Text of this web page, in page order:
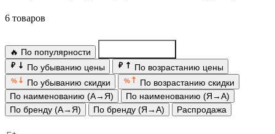
6 товаров
🔥 По популярности
₽ По убыванию цены ₽ По возрастанию цены
% По убыванию скидки %
По возрастанию скидки
По наименованию (А→Я)
По наименованию (Я→А)
По бренду (А→Я)
По бренду (Я→А) Распродажа